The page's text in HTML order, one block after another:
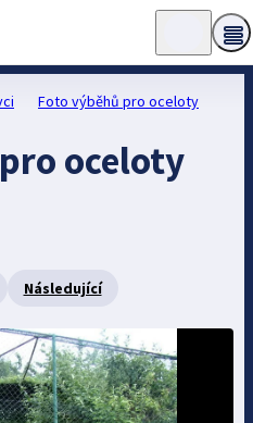
Foto výběhů pro oceloty
oceloty
Následující